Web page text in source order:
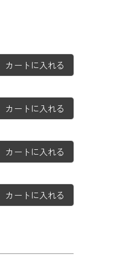
カートに入れる
カートに入れる
カートに入れる
カートに入れる